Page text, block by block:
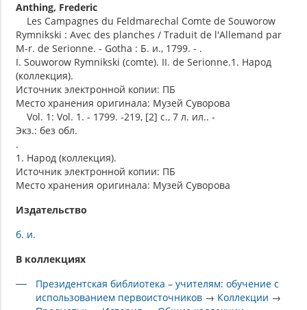
Anthing, Frederic
Les Campagnes du Feldmarechal Comte de Souworow
Rymnikski : Avec des planches / Traduit de l'Allemand par
M-r. de Serionne. - Gotha : Б. и., 1799. - .
I. Souworow Rymnikski (сomte). II. de Serionne.1. Народ
(коллекция).
Источник электронной копии: ПБ
Место хранения оригинала: Музей Суворова
Vol. 1: Vol. 1. - 1799. -219, [2] с., 7 л. ил.. -
Экз.: без обл.
.
1. Народ (коллекция).
Источник электронной копии: ПБ
Место хранения оригинала: Музей Суворова
Издательство
б. и.
В коллекциях
Президентская библиотека – учителям: обучение с
использованием первоисточников → Коллекции →